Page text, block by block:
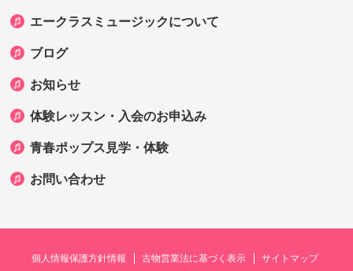
エークラスミュージックについて
ブログ
お知らせ
体験レッスン・入会のお申込み
青春ポップス見学・体験
お問い合わせ
個人情報保護方針情報 古物営業法に基づく表示 サイトマップ